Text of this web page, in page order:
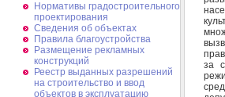
Нормативы градостроительного
проектирования
Сведения об объектах
Правила благоустройства
Размещение рекламных
конструкций
Реестр выданных разрешений
на строительство и ввод
объектов в эксплуатацию
за